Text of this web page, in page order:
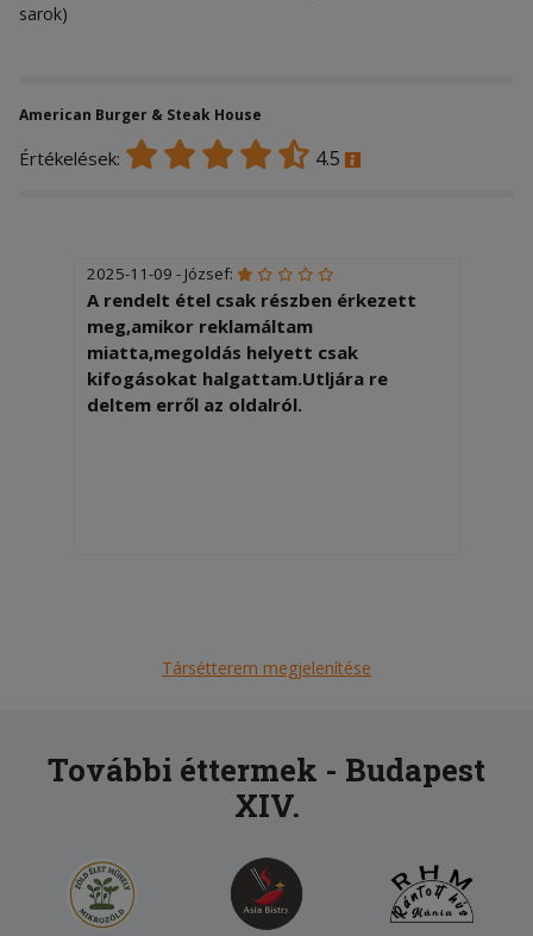
sarok)
American Burger & Steak House
Értékelések: 4.5
2025-11-09 - József:
A rendelt étel csak részben érkezett
meg,amikor reklamáltam
miatta,megoldás helyett csak
kifogásokat halgattam.Utljára re
deltem erről az oldalról.
Társétterem megjelenítése
További éttermek - Budapest
XIV.